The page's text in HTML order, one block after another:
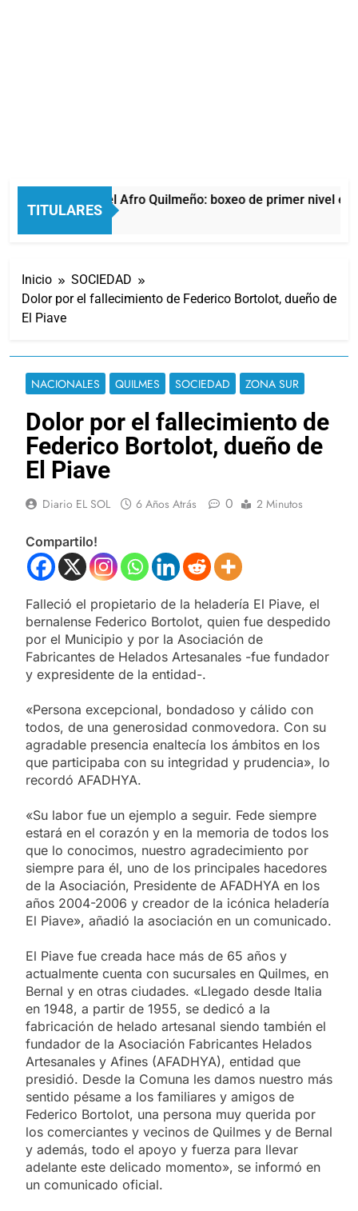
TITULARES
La noche del Afro Quilmeño: boxeo de primer nivel en
6 Horas Atrás
Inicio
SOCIEDAD
Dolor por el fallecimiento de Federico Bortolot, dueño de
El Piave
NACIONALES QUILMES SOCIEDAD ZONA SUR
Dolor por el fallecimiento de
Federico Bortolot, dueño de
El Piave
Diario EL SOL 6 Años Atrás 0 2 Minutos
Compartilo!
Falleció el propietario de la heladería El Piave, el
bernalense Federico Bortolot, quien fue despedido
por el Municipio y por la Asociación de
Fabricantes de Helados Artesanales -fue fundador
y expresidente de la entidad-.
«Persona excepcional, bondadoso y cálido con
todos, de una generosidad conmovedora. Con su
agradable presencia enaltecía los ámbitos en los
que participaba con su integridad y prudencia», lo
recordó AFADHYA.
«Su labor fue un ejemplo a seguir. Fede siempre
estará en el corazón y en la memoria de todos los
que lo conocimos, nuestro agradecimiento por
siempre para él, uno de los principales hacedores
de la Asociación, Presidente de AFADHYA en los
años 2004-2006 y creador de la icónica heladería
El Piave», añadió la asociación en un comunicado.
El Piave fue creada hace más de 65 años y
actualmente cuenta con sucursales en Quilmes, en
Bernal y en otras ciudades. «Llegado desde Italia
en 1948, a partir de 1955, se dedicó a la
fabricación de helado artesanal siendo también el
fundador de la Asociación Fabricantes Helados
Artesanales y Afines (AFADHYA), entidad que
presidió. Desde la Comuna les damos nuestro más
sentido pésame a los familiares y amigos de
Federico Bortolot, una persona muy querida por
los comerciantes y vecinos de Quilmes y de Bernal
y además, todo el apoyo y fuerza para llevar
adelante este delicado momento», se informó en
un comunicado oficial.